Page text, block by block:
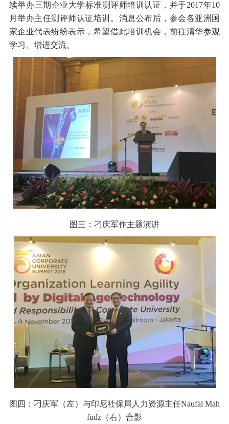
续举办三期企业大学标准测评师培训认证，并于2017年10
月举办主任测评师认证培训。消息公布后，参会各亚洲国
家企业代表纷纷表示，希望借此培训机会，前往清华参观
学习、增进交流。
图三：刁庆军作主题演讲
图四：刁庆军（左）与印尼社保局人力资源主任Naufal Mah
fudz（右）合影